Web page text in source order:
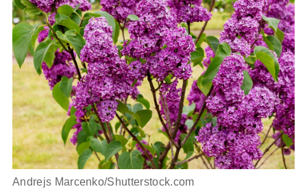
Andrejs Marcenko/Shutterstock.com